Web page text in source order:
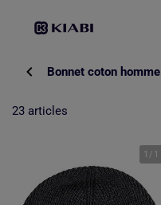
Bonnet coton homme
23 articles
1 / 1